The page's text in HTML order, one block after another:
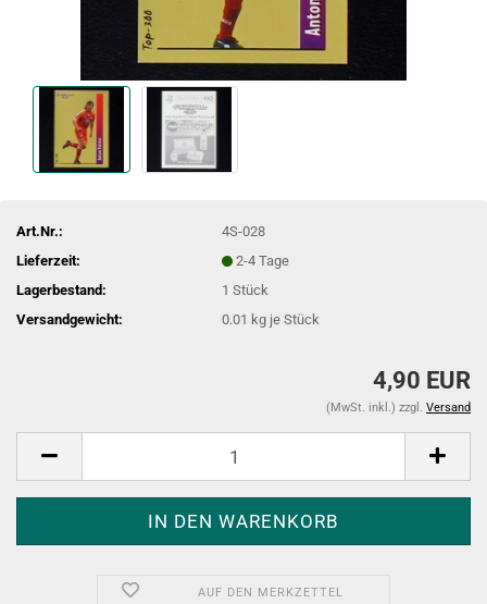
Art.Nr.:
4S-028
Lieferzeit:
2-4 Tage
Lagerbestand:
1Stück
Versandgewicht:
0.01 kg je Stück
4,90 EUR
(MwSt. inkl.) zzgl. Versand
AUF DEN MERKZETTEL